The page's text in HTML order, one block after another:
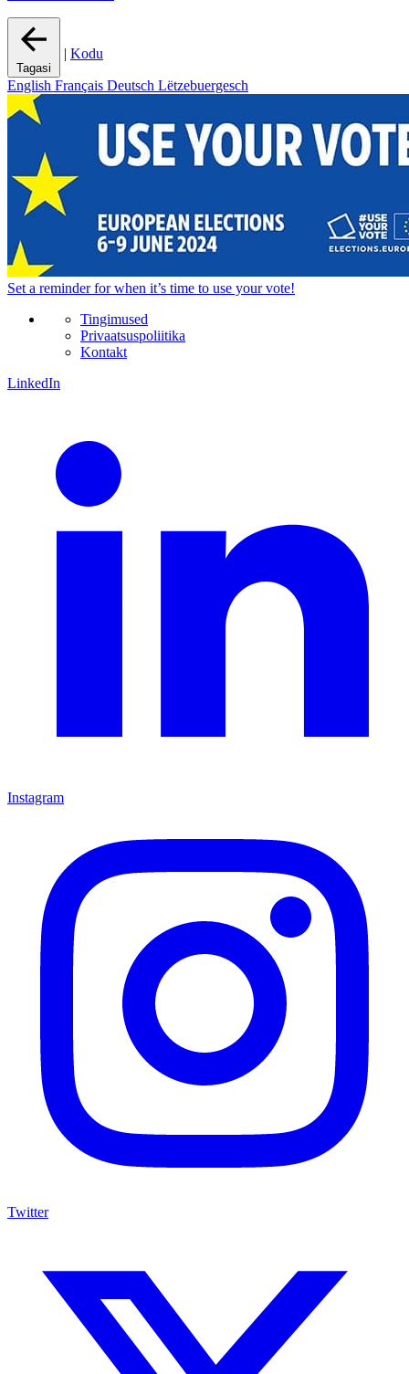
Tagasi
| Kodu
English Français Deutsch Lëtzebuergesch
Set a reminderfor when it’s time to use your vote!
Tingimused
Privaatsuspoliitika
Kontakt
LinkedIn
Instagram
Twitter